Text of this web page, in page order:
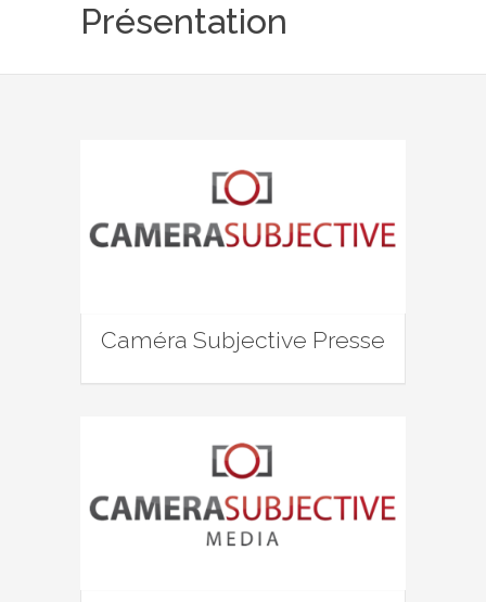
Présentation
Caméra Subjective Presse